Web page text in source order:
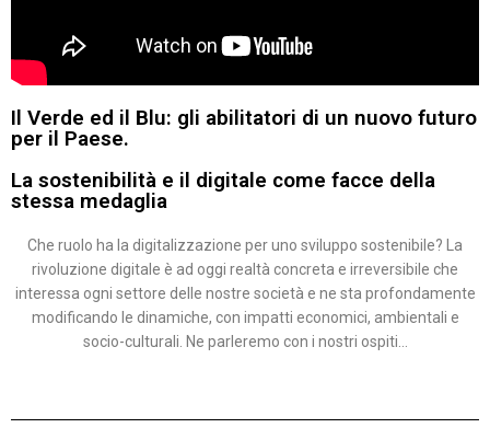
Il Verde ed il Blu: gli abilitatori di un nuovo futuro
per il Paese.
La sostenibilità e il digitale come facce della
stessa medaglia
Che ruolo ha la digitalizzazione per uno sviluppo sostenibile? La
rivoluzione digitale è ad oggi realtà concreta e irreversibile che
interessa ogni settore delle nostre società e ne sta profondamente
modificando le dinamiche, con impatti economici, ambientali e
socio-culturali. Ne parleremo con i nostri ospiti…